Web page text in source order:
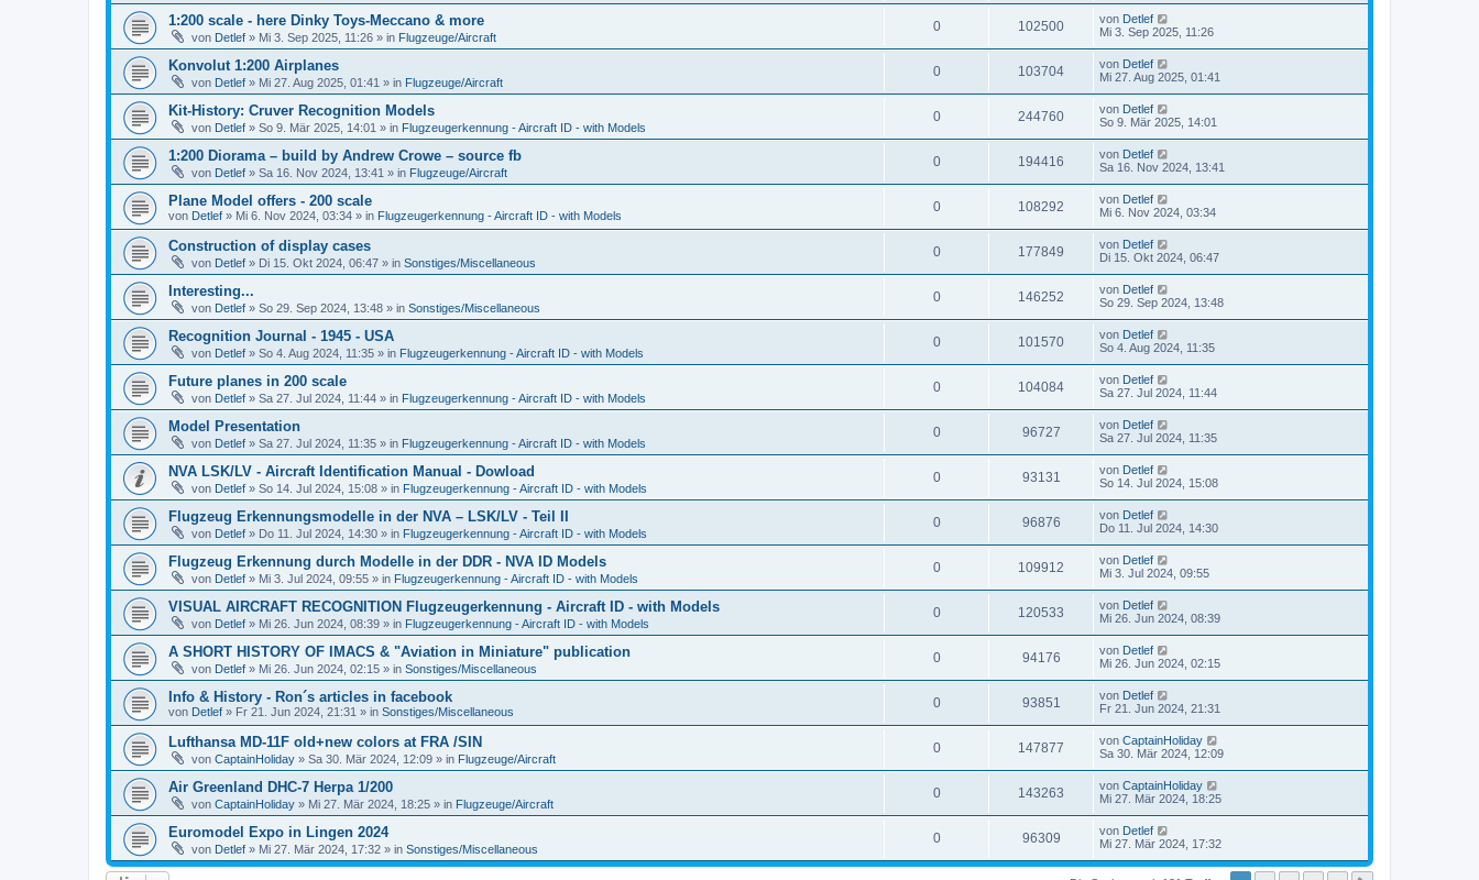
1:200 scale - here Dinky Toys-Meccano & more
von Detlef » Mi 3. Sep 2025, 11:26 » in Flugzeuge/Aircraft
0 102500 von Detlef
Mi 3. Sep 2025, 11:26
Konvolut 1:200 Airplanes
von Detlef » Mi 27. Aug 2025, 01:41 » in Flugzeuge/Aircraft
0 103704 von Detlef
Mi 27. Aug 2025, 01:41
Kit-History: Cruver Recognition Models
von Detlef » So 9. Mär 2025, 14:01 » in Flugzeugerkennung - Aircraft ID - with Models
0 244760 von Detlef
So 9. Mär 2025, 14:01
1:200 Diorama – build by Andrew Crowe – source fb
von Detlef » Sa 16. Nov 2024, 13:41 » in Flugzeuge/Aircraft
0 194416 von Detlef
Sa 16. Nov 2024, 13:41
Plane Model offers - 200 scale
von Detlef » Mi 6. Nov 2024, 03:34 » in Flugzeugerkennung - Aircraft ID - with Models
0 108292 von Detlef
Mi 6. Nov 2024, 03:34
Construction of display cases
von Detlef » Di 15. Okt 2024, 06:47 » in Sonstiges/Miscellaneous
0 177849 von Detlef
Di 15. Okt 2024, 06:47
Interesting...
von Detlef » So 29. Sep 2024, 13:48 » in Sonstiges/Miscellaneous
0 146252 von Detlef
So 29. Sep 2024, 13:48
Recognition Journal - 1945 - USA
von Detlef » So 4. Aug 2024, 11:35 » in Flugzeugerkennung - Aircraft ID - with Models
0 101570 von Detlef
So 4. Aug 2024, 11:35
Future planes in 200 scale
von Detlef » Sa 27. Jul 2024, 11:44 » in Flugzeugerkennung - Aircraft ID - with Models
0 104084 von Detlef
Sa 27. Jul 2024, 11:44
Model Presentation
von Detlef » Sa 27. Jul 2024, 11:35 » in Flugzeugerkennung - Aircraft ID - with Models
0 96727 von Detlef
Sa 27. Jul 2024, 11:35
NVA LSK/LV - Aircraft Identification Manual - Dowload
von Detlef » So 14. Jul 2024, 15:08 » in Flugzeugerkennung - Aircraft ID - with Models
0 93131 von Detlef
So 14. Jul 2024, 15:08
Flugzeug Erkennungsmodelle in der NVA – LSK/LV - Teil II
von Detlef » Do 11. Jul 2024, 14:30 » in Flugzeugerkennung - Aircraft ID - with Models
0 96876 von Detlef
Do 11. Jul 2024, 14:30
Flugzeug Erkennung durch Modelle in der DDR - NVA ID Models
von Detlef » Mi 3. Jul 2024, 09:55 » in Flugzeugerkennung - Aircraft ID - with Models
0 109912 von Detlef
Mi 3. Jul 2024, 09:55
VISUAL AIRCRAFT RECOGNITION Flugzeugerkennung - Aircraft ID - with Models
von Detlef » Mi 26. Jun 2024, 08:39 » in Flugzeugerkennung - Aircraft ID - with Models
0 120533 von Detlef
Mi 26. Jun 2024, 08:39
A SHORT HISTORY OF IMACS & "Aviation in Miniature" publication
von Detlef » Mi 26. Jun 2024, 02:15 » in Sonstiges/Miscellaneous
0 94176 von Detlef
Mi 26. Jun 2024, 02:15
Info & History - Ron´s articles in facebook
von Detlef » Fr 21. Jun 2024, 21:31 » in Sonstiges/Miscellaneous
0 93851 von Detlef
Fr 21. Jun 2024, 21:31
Lufthansa MD-11F old+new colors at FRA /SIN
von CaptainHoliday » Sa 30. Mär 2024, 12:09 » in Flugzeuge/Aircraft
0 147877 von CaptainHoliday
Sa 30. Mär 2024, 12:09
Air Greenland DHC-7 Herpa 1/200
von CaptainHoliday » Mi 27. Mär 2024, 18:25 » in Flugzeuge/Aircraft
0 143263 von CaptainHoliday
Mi 27. Mär 2024, 18:25
Euromodel Expo in Lingen 2024
von Detlef » Mi 27. Mär 2024, 17:32 » in Sonstiges/Miscellaneous
0 96309 von Detlef
Mi 27. Mär 2024, 17:32